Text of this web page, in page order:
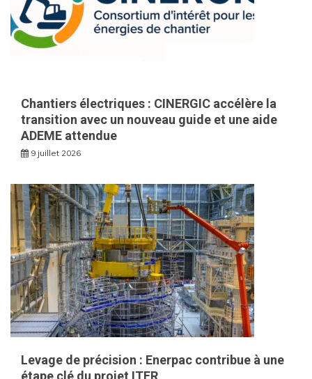
Chantiers électriques : CINERGIC accélère la
transition avec un nouveau guide et une aide
ADEME attendue
9 juillet 2026
Levage de précision : Enerpac contribue à une
étape clé du projet ITER